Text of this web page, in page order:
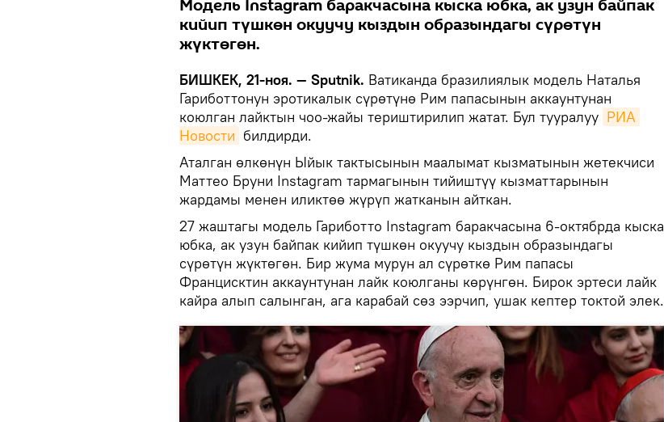
Модель Instagram баракчасына кыска юбка, ак узун байпак
кийип түшкөн окуучу кыздын образындагы сүрөтүн
жүктөгөн.
БИШКЕК, 21-ноя. — Sputnik. Ватиканда бразилиялык модель Наталья
Гариботтонун эротикалык сүрөтүнө Рим папасынын аккаунтунан
коюлган лайктын чоо-жайы териштирилип жатат. Бул тууралуу РИА
Новости билдирди.
Аталган өлкөнүн Ыйык тактысынын маалымат кызматынын жетекчиси
Маттео Бруни Instagram тармагынын тийиштүү кызматтарынын
жардамы менен иликтөө жүрүп жатканын айткан.
27 жаштагы модель Гариботто Instagram баракчасына 6-октябрда кыска
юбка, ак узун байпак кийип түшкөн окуучу кыздын образындагы
сүрөтүн жүктөгөн. Бир жума мурун ал сүрөткө Рим папасы
Францисктин аккаунтунан лайк коюлганы көрүнгөн. Бирок эртеси лайк
кайра алып салынган, ага карабай сөз ээрчип, ушак кептер токтой элек.